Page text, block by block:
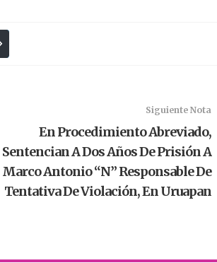
Siguiente Nota
En Procedimiento Abreviado,
Sentencian A Dos Años De Prisión A
Marco Antonio “N” Responsable De
Tentativa De Violación, En Uruapan